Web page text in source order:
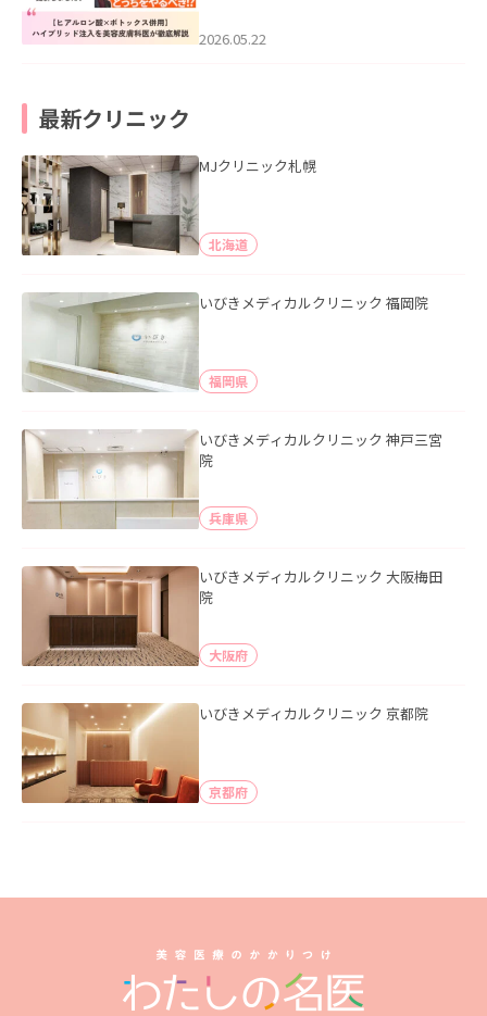
た。
2026.05.22
最新クリニック
MJクリニック札幌
北海道
いびきメディカルクリニック 福岡院
福岡県
いびきメディカルクリニック 神戸三宮
院
兵庫県
いびきメディカルクリニック 大阪梅田
院
大阪府
いびきメディカルクリニック 京都院
京都府